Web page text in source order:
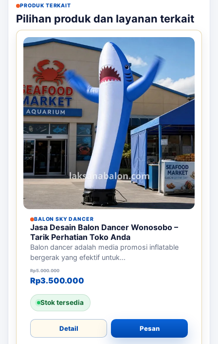
PRODUK TERKAIT
Pilihan produk dan layanan terkait
BALON SKY DANCER
Jasa Desain Balon Dancer Wonosobo –
Tarik Perhatian Toko Anda
Balon dancer adalah media promosi inflatable
bergerak yang efektif untuk...
Rp5.000.000
Harga aslinya adalah: Rp5.000.000.
Rp3.500.000
Harga saat ini adalah: Rp3.500.000.
Stok tersedia
Detail Pesan